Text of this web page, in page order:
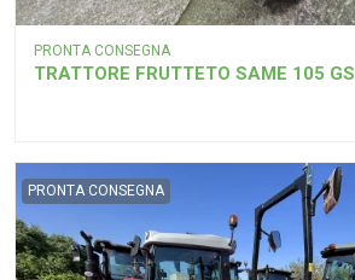
PRONTA CONSEGNA
TRATTORE FRUTTETO SAME 105 GS
PRONTA CONSEGNA